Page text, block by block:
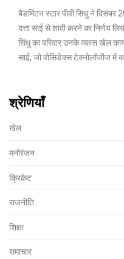
बैडमिंटन स्टार पीवी सिंधु ने दिसंबर
दत्ता साई से शादी करने का निर्णय
सिंधु का परिवार उनके व्यस्त खेल
साई, जो पोसिडेक्स टेक्नोलॉजीज में
श्रेणियाँ
खेल
मनोरंजन
क्रिकेट
राजनीति
शिक्षा
समाचार